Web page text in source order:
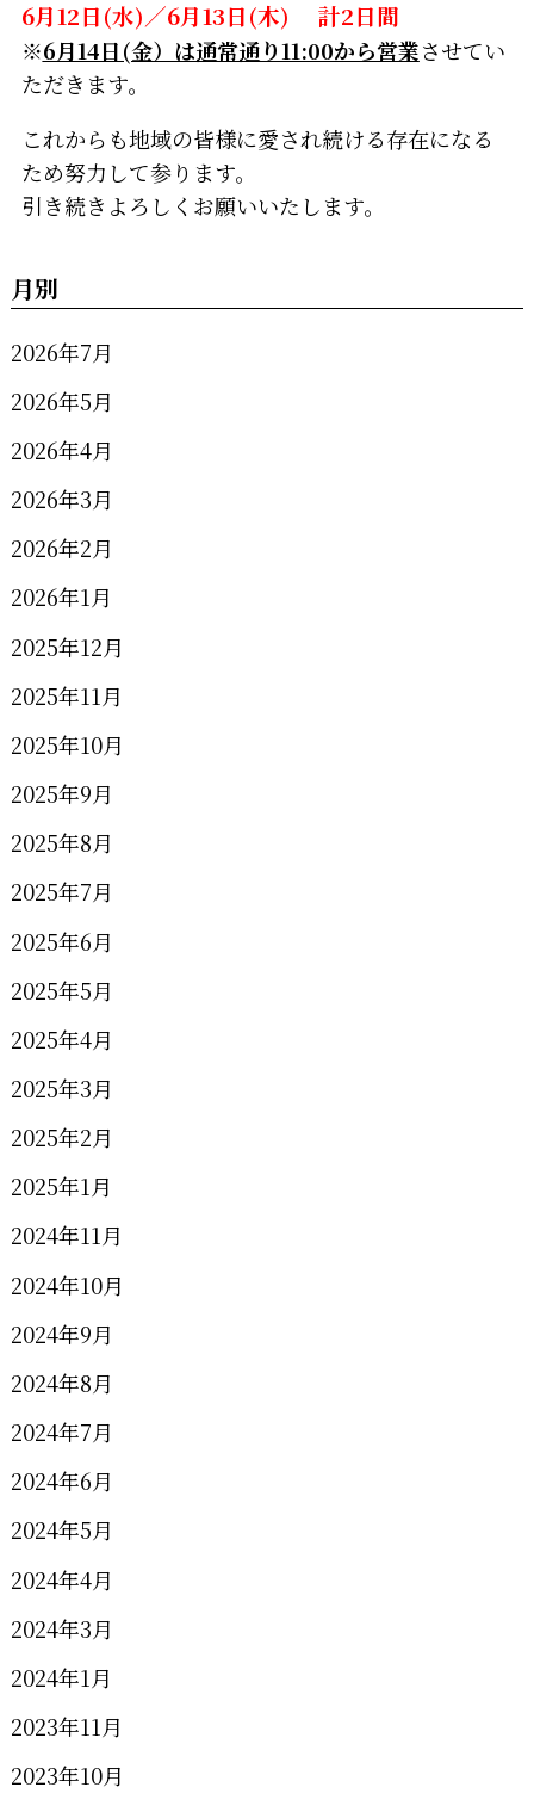
6月12日(水)／6月13日(木) 計2日間
※6月14日(金）は通常通り11:00から営業させてい
ただきます。
これからも地域の皆様に愛され続ける存在になる
ため努力して参ります。
引き続きよろしくお願いいたします。
月別
2026年7月
2026年5月
2026年4月
2026年3月
2026年2月
2026年1月
2025年12月
2025年11月
2025年10月
2025年9月
2025年8月
2025年7月
2025年6月
2025年5月
2025年4月
2025年3月
2025年2月
2025年1月
2024年11月
2024年10月
2024年9月
2024年8月
2024年7月
2024年6月
2024年5月
2024年4月
2024年3月
2024年1月
2023年11月
2023年10月